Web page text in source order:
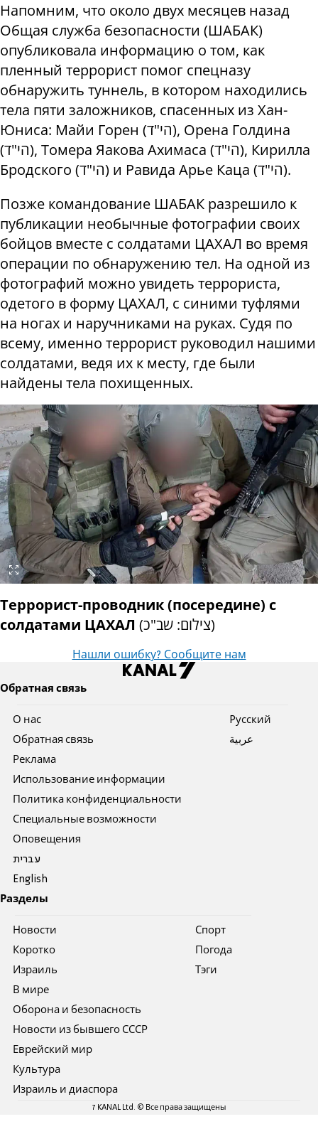
Напомним, что около двух месяцев назад
Общая служба безопасности (ШАБАК)
опубликовала информацию о том, как
пленный террорист помог спецназу
обнаружить туннель, в котором находились
тела пяти заложников, спасенных из Хан-
Юниса: Майи Горен (הי"ד), Орена Голдина
(הי"ד), Томера Яакова Ахимаса (הי"ד), Кирилла
Бродского (הי"ד) и Равида Арье Каца (הי"ד).
Позже командование ШАБАК разрешило к
публикации необычные фотографии своих
бойцов вместе с солдатами ЦАХАЛ во время
операции по обнаружению тел. На одной из
фотографий можно увидеть террориста,
одетого в форму ЦАХАЛ, с синими туфлями
на ногах и наручниками на руках. Судя по
всему, именно террорист руководил нашими
солдатами, ведя их к месту, где были
найдены тела похищенных.
Террорист-проводник (посередине) с
солдатами ЦАХАЛ (צילום: שב"כ)
Нашли ошибку? Сообщите нам
Обратная связь
О нас
Обратная связь
Реклама
Использование информации
Политика конфиденциальности
Специальные возможности
Оповещения
עברית
English
Pусский
عربية
Разделы
Новости
Коротко
Израиль
В мире
Оборона и безопасность
Новости из бывшего СССР
Еврейский мир
Культура
Израиль и диаспора
Спорт
Погода
Тэги
7 KANAL Ltd. © Все права защищены